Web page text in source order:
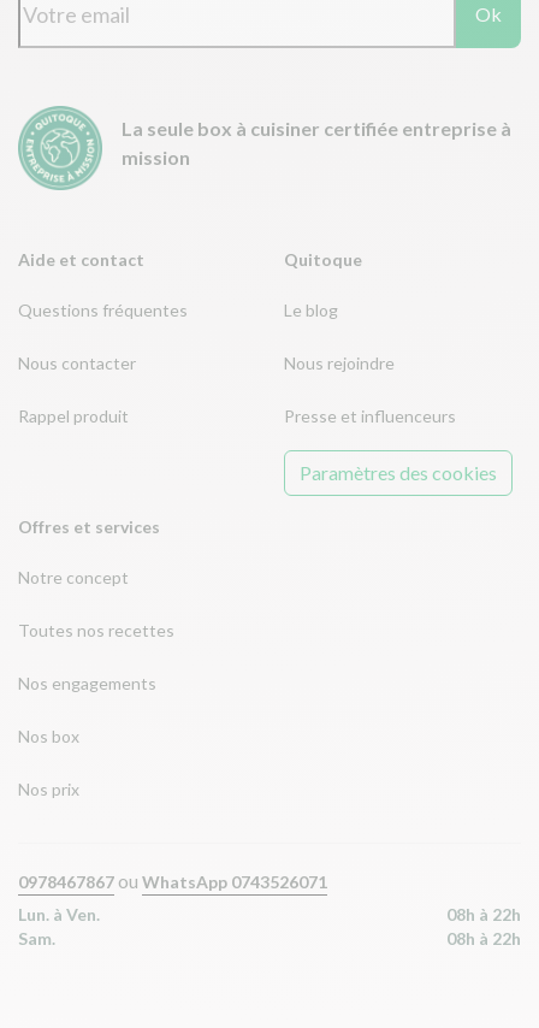
Aide et contact
Questions fréquentes
Nous contacter
Rappel produit
Offres et services
Notre concept
Toutes nos recettes
Nos engagements
Nos box
Nos prix
Quitoque
Le blog
Nous rejoindre
Presse et influenceurs
Paramètres des cookies
Ok
La seule box à cuisiner certifiée entreprise à
mission
0978467867 ou WhatsApp 0743526071
Lun. à Ven.
08h à 22h
Sam.
08h à 22h